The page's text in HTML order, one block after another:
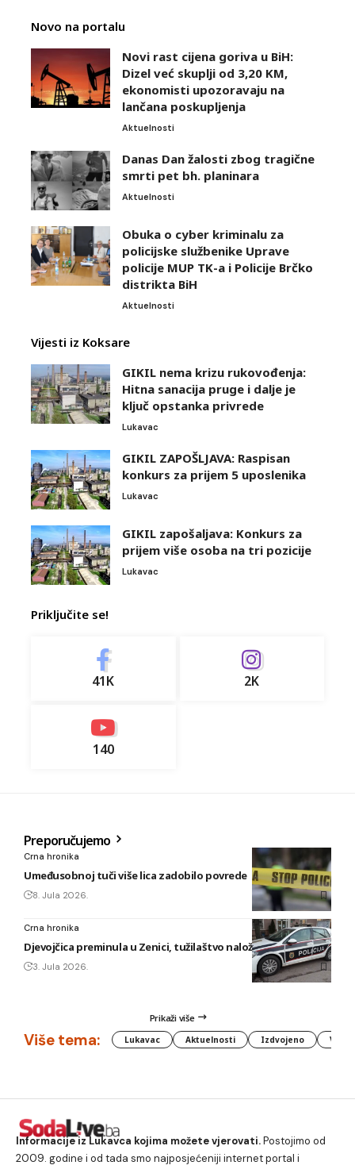
Novo na portalu
Novi rast cijena goriva u BiH:
Dizel već skuplji od 3,20 KM,
ekonomisti upozoravaju na
lančana poskupljenja
Aktuelnosti
Danas Dan žalosti zbog tragične
smrti pet bh. planinara
Aktuelnosti
Obuka o cyber kriminalu za
policijske službenike Uprave
policije MUP TK-a i Policije Brčko
distrikta BiH
Aktuelnosti
Vijesti iz Koksare
GIKIL nema krizu rukovođenja:
Hitna sanacija pruge i dalje je
ključ opstanka privrede
Lukavac
GIKIL ZAPOŠLJAVA: Raspisan
konkurs za prijem 5 uposlenika
Lukavac
GIKIL zapošaljava: Konkurs za
prijem više osoba na tri pozicije
Lukavac
Priključite se!
41K 2K
140
Preporučujemo
Crna hronika
Umeđusobnoj tuči više lica zadobilo povrede
8. Jula 2026.
Crna hronika
Djevojčica preminula u Zenici, tužilaštvo naložilo obdukciju
3. Jula 2026.
Prikaži više
Više tema: Lukavac Aktuelnosti Izdvojeno
Informacije iz Lukavca kojima možete vjerovati.Postojimo od
2009. godine i od tada smo najposjećeniji internet portal i